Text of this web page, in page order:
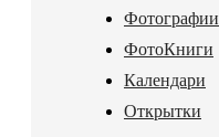
Фотографии
ФотоКниги
Календари
Открытки